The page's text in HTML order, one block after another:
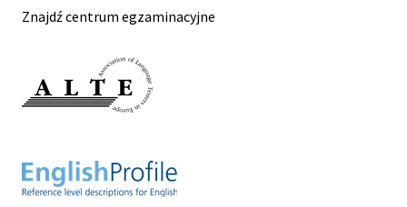
Znajdź centrum egzaminacyjne